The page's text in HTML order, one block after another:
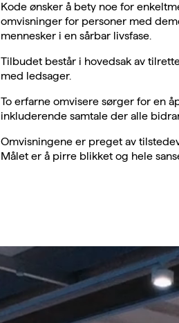
Kode ønsker å bety noe for
omvisninger for personer med
mennesker i en sårbar livsfase.
Tilbudet består i hovedsak av
med ledsager.
To erfarne omvisere sørger for en
inkluderende samtale der alle
Omvisningene er preget av
Målet er å pirre blikket og hele